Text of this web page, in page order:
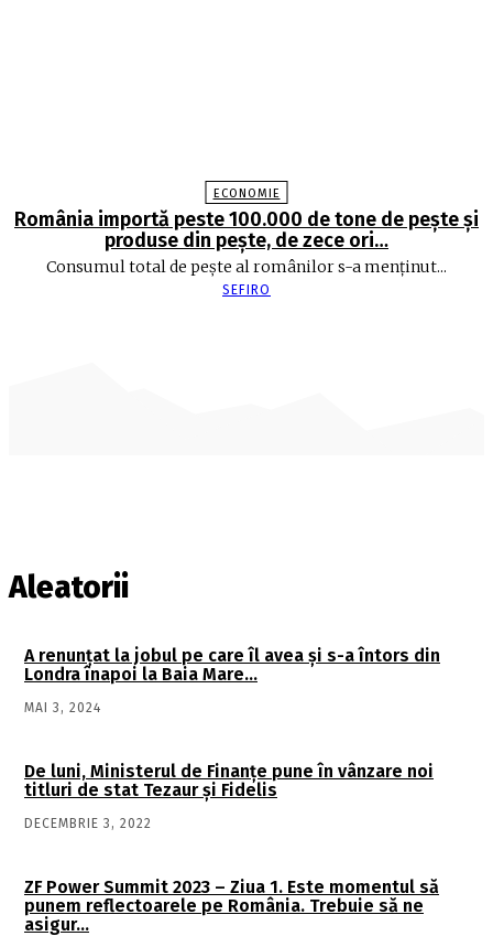
ECONOMIE
România importă peste 100.000 de tone de peşte şi
produse din peşte, de zece ori…
Consumul total de peşte al ro­mâ­nilor s-a menţinut...
SEFIRO
Aleatorii
A renunţat la jobul pe care îl avea şi s-a întors din
Londra înapoi la Baia Mare…
MAI 3, 2024
De luni, Ministerul de Finanțe pune în vânzare noi
titluri de stat Tezaur și Fidelis
DECEMBRIE 3, 2022
ZF Power Summit 2023 – Ziua 1. Este momentul să
punem reflectoarele pe România. Trebuie să ne
asigur…